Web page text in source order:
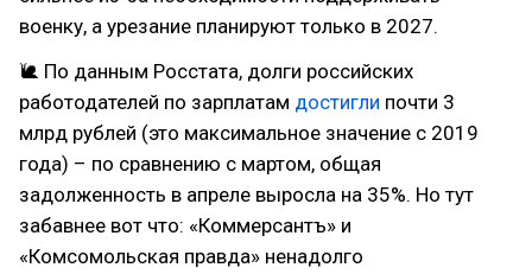
военку, а урезание планируют только в 2027.
🐌 По данным Росстата, долги российских
работодателей по зарплатам достигли почти 3
млрд рублей (это максимальное значение с 2019
года) – по сравнению с мартом, общая
задолженность в апреле выросла на 35%. Но тут
забавнее вот что: «Коммерсантъ» и
«Комсомольская правда» ненадолго